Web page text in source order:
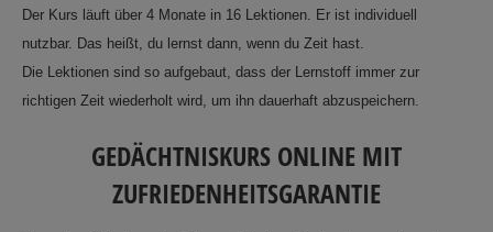
Der Kurs läuft über 4 Monate in 16 Lektionen. Er ist individuell
nutzbar. Das heißt, du lernst dann, wenn du Zeit hast.
Die Lektionen sind so aufgebaut, dass der Lernstoff immer zur
richtigen Zeit wiederholt wird, um ihn dauerhaft abzuspeichern.
GEDÄCHTNISKURS ONLINE MIT
ZUFRIEDENHEITSGARANTIE